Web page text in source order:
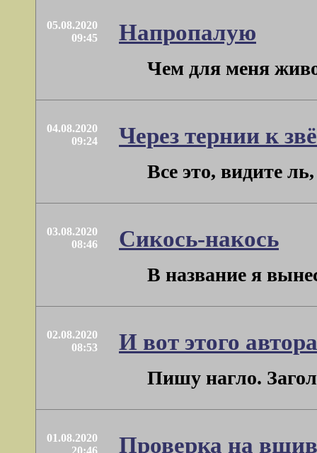
05.08.2020
09:45
Напропалую
Чем для меня
04.08.2020
09:24
Через тернии к
Все это, видите
03.08.2020
08:46
Сикось-накось
В название я
02.08.2020
08:53
И вот этого
Пишу нагло.
01.08.2020
Проверка на